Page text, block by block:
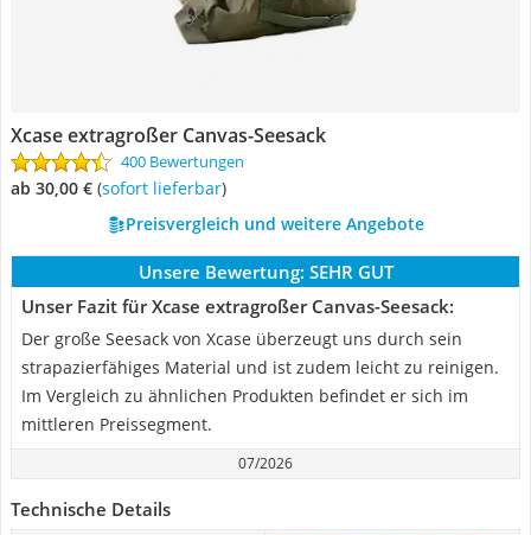
Xcase extragroßer Canvas-Seesack
400 Bewertungen
ab 30,00 € ( Sofort lieferbar)
Preisvergleich und weitere Angebote
Unsere Bewertung: SEHR GUT
Unser Fazit für Xcase extragroßer Canvas-Seesack:
Der große Seesack von Xcase überzeugt uns durch sein
strapazierfähiges Material und ist zudem leicht zu reinigen.
Im Vergleich zu ähnlichen Produkten befindet er sich im
mittleren Preissegment.
07/2026
Technische Details